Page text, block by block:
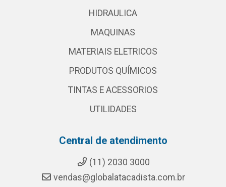
HIDRAULICA
MAQUINAS
MATERIAIS ELETRICOS
PRODUTOS QUÍMICOS
TINTAS E ACESSORIOS
UTILIDADES
Central de atendimento
(11) 2030 3000
vendas@globalatacadista.com.br